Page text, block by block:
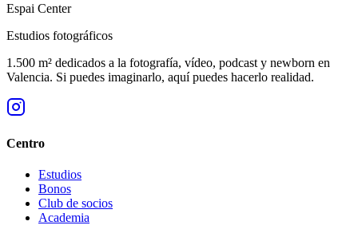
Espai Center
Estudios fotográficos
1.500 m² dedicados a la fotografía, vídeo, podcast y newborn en
Valencia. Si puedes imaginarlo, aquí puedes hacerlo realidad.
Centro
Estudios
Bonos
Club de socios
Academia